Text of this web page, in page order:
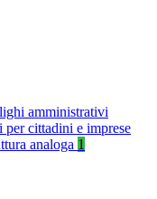
amministrativi
cittadini e imprese
analoga 1